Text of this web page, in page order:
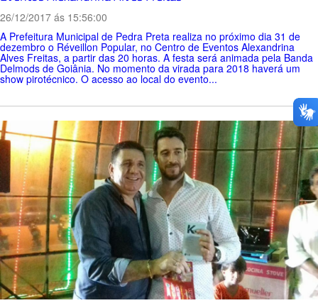
26/12/2017 ás 15:56:00
A Prefeitura Municipal de Pedra Preta realiza no próximo dia 31 de
dezembro o Réveillon Popular, no Centro de Eventos Alexandrina
Alves Freitas, a partir das 20 horas. A festa será animada pela Banda
Delmods de Goiânia. No momento da virada para 2018 haverá um
show pirotécnico. O acesso ao local do evento...